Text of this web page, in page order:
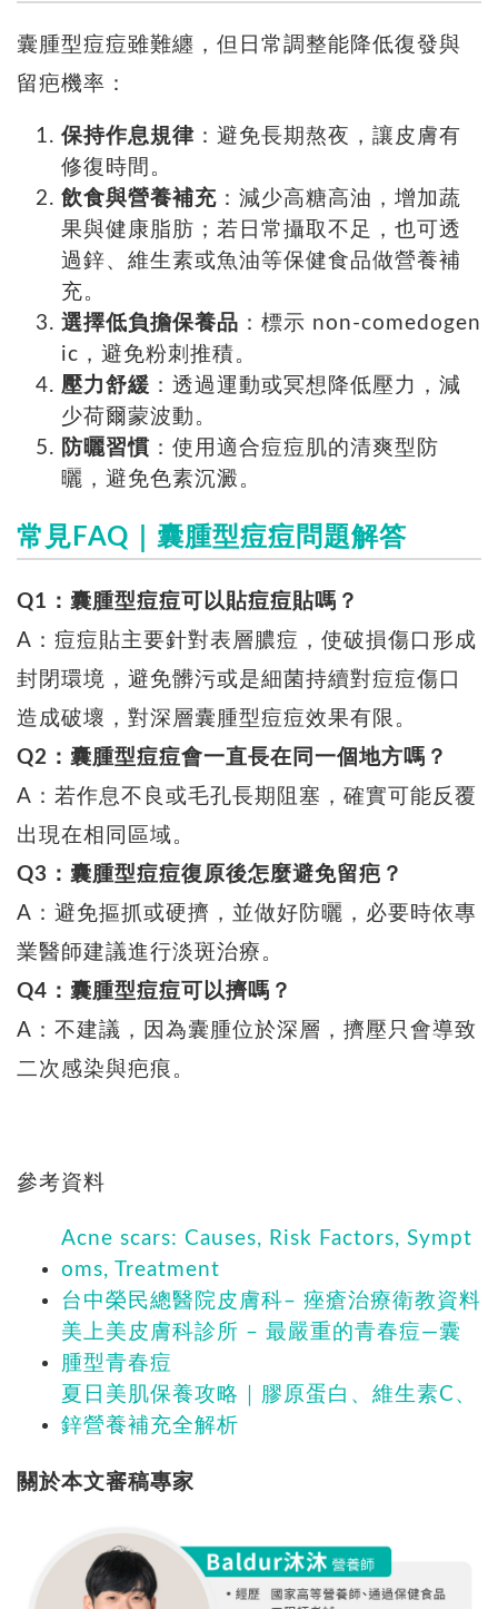
囊腫型痘痘雖難纏，但日常調整能降低復發與
留疤機率：
保持作息規律 ：避免長期熬夜，讓皮膚有
修復時間。
飲食與營養補充 ：減少高糖高油，增加蔬
果與健康脂肪；若日常攝取不足，也可透
過鋅、維生素或魚油等保健食品做營養補
充。
選擇低負擔保養品 ：標示 non-comedogen
ic，避免粉刺推積。
壓力舒緩 ：透過運動或冥想降低壓力，減
少荷爾蒙波動。
防曬習慣 ：使用適合痘痘肌的清爽型防
曬，避免色素沉澱。
常見FAQ｜囊腫型痘痘問題解答
Q1：囊腫型痘痘可以貼痘痘貼嗎？
A：痘痘貼主要針對表層膿痘，使破損傷口形成
封閉環境，避免髒污或是細菌持續對痘痘傷口
造成破壞，對深層囊腫型痘痘效果有限。
Q2：囊腫型痘痘會一直長在同一個地方嗎？
A：若作息不良或毛孔長期阻塞，確實可能反覆
出現在相同區域。
Q3：囊腫型痘痘復原後怎麼避免留疤？
A：避免摳抓或硬擠，並做好防曬，必要時依專
業醫師建議進行淡斑治療。
Q4：囊腫型痘痘可以擠嗎？
A：不建議，因為囊腫位於深層，擠壓只會導致
二次感染與疤痕。
參考資料
Acne scars: Causes, Risk Factors, Sympt
oms, Treatment
台中榮民總醫院皮膚科– 痤瘡治療衛教資料
美上美皮膚科診所 – 最嚴重的青春痘—囊
腫型青春痘
夏日美肌保養攻略｜膠原蛋白、維生素C、
鋅營養補充全解析
關於本文審稿專家